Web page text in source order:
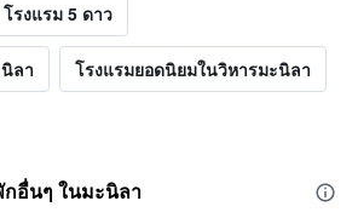
โรงแรม 5 ดาว
ลา โรงแรมยอดนิยมในวิหารมะนิลา
อื่นๆ ในมะนิลา